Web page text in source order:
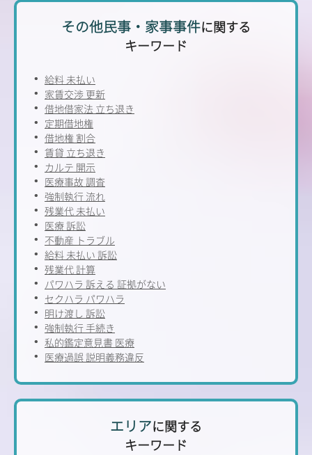
その他民事・家事事件に関する
キーワード
給料 未払い
家賃交渉 更新
借地借家法 立ち退き
定期借地権
借地権 割合
賃貸 立ち退き
カルテ 開示
医療事故 調査
強制執行 流れ
残業代 未払い
医療 訴訟
不動産 トラブル
給料 未払い 訴訟
残業代 計算
パワハラ 訴える 証拠がない
セクハラ パワハラ
明け渡し 訴訟
強制執行 手続き
私的鑑定意見書 医療
医療過誤 説明義務違反
エリアに関する
キーワード